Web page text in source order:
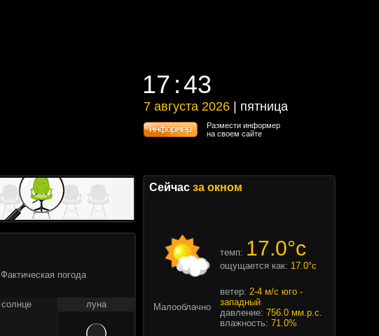
17 :43
17 :43
7 августа 2026 | пятница
7 августа 2026 | пятница
Размести информер
на своем сайте
Фактическая погода
солнце луна
Сейчас за окном
темп: 17.0°c
ощущается как: 17.0°c
Малооблачно
ветер: 2-4 м/с юго -
западный
давление: 756.0 мм.р.с.
влажность: 71.0%